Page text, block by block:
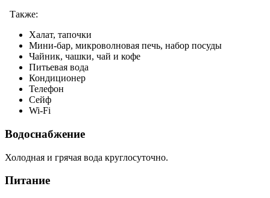
Также:
Халат, тапочки
Мини-бар, микроволновая печь, набор посуды
Чайник, чашки, чай и кофе
Питьевая вода
Кондиционер
Телефон
Сейф
Wi-Fi
Водоснабжение
Холодная и грячая вода круглосуточно.
Питание